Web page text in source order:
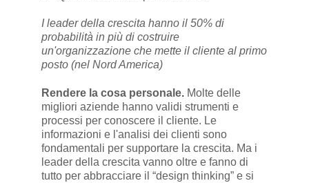
I leader della crescita hanno il 50% di
probabilità in più di costruire
un'organizzazione che mette il cliente al primo
posto (nel Nord America)
Rendere la cosa personale. Molte delle
migliori aziende hanno validi strumenti e
processi per conoscere il cliente. Le
informazioni e l'analisi dei clienti sono
fondamentali per supportare la crescita. Ma i
leader della crescita vanno oltre e fanno di
tutto per abbracciare il “design thinking” e si